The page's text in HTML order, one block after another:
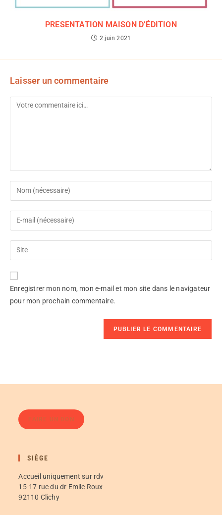
PRESENTATION MAISON D’ÉDITION
2 juin 2021
Laisser un commentaire
Enregistrer mon nom, mon e-mail et mon site dans le navigateur
pour mon prochain commentaire.
FAIRE UN DON
SIÈGE
Accueil uniquement sur rdv
15-17 rue du dr Emile Roux
92110 Clichy